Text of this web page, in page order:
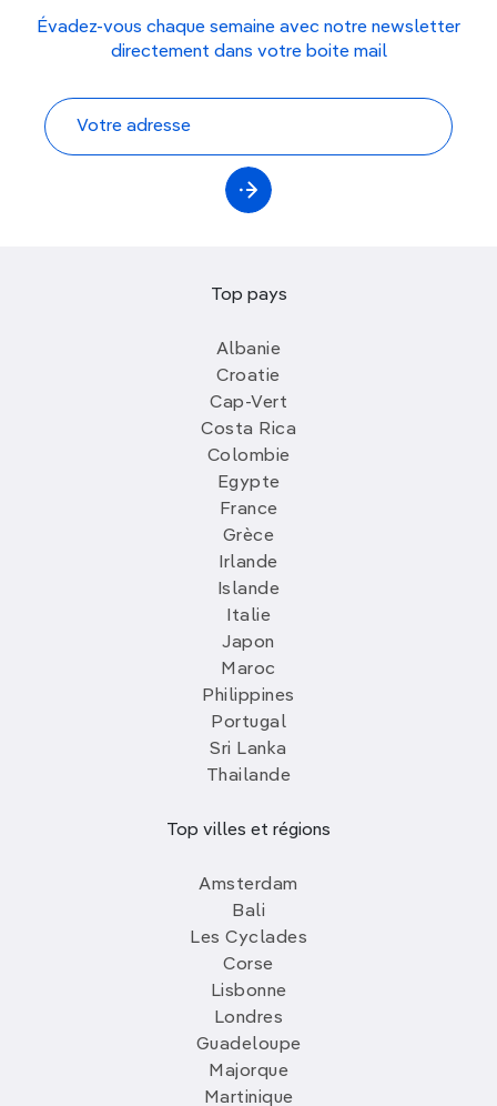
Évadez-vous chaque semaine avec notre newsletter
directement dans votre boite mail
Top pays
Albanie
Croatie
Cap-Vert
Costa Rica
Colombie
Egypte
France
Grèce
Irlande
Islande
Italie
Japon
Maroc
Philippines
Portugal
Sri Lanka
Thailande
Top villes et régions
Amsterdam
Bali
Les Cyclades
Corse
Lisbonne
Londres
Guadeloupe
Majorque
Martinique